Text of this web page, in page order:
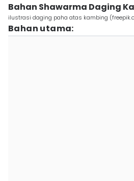
Bahan Shawarma Daging
ilustrasi daging paha atas kambing
Bahan utama: